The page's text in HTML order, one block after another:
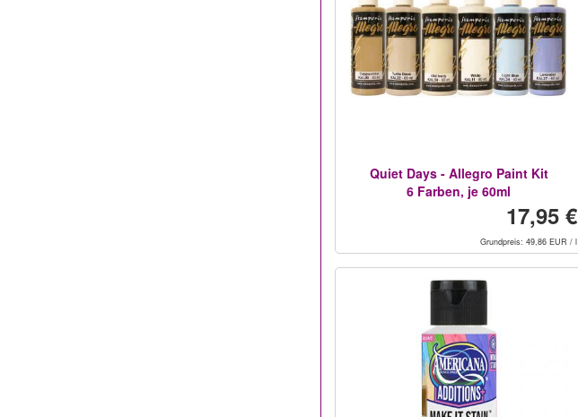
Quiet Days - Allegro Paint Kit
6 Farben, je 60ml
17,95 €
Grundpreis: 49,86 EUR / l